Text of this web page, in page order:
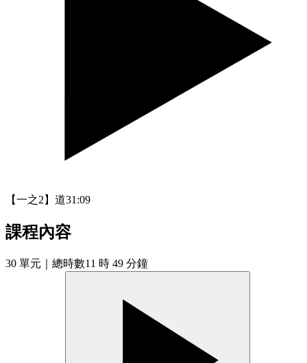
【一之2】道31:09
課程內容
30 單元 ｜總時數11 時 49 分鐘